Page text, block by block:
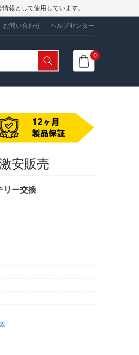
報として使用しています。
お問い合わせ ヘルプセンター
0
安販売
リー交換